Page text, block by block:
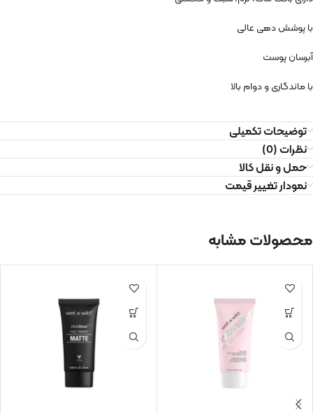
با پوشش دهی عالی
آبرسان پوست
با ماندگاری و دوام بالا
توضیحات تکمیلی
نظرات (0)
حمل و نقل کالا
نمودار تغییر قیمت
محصولات مشابه